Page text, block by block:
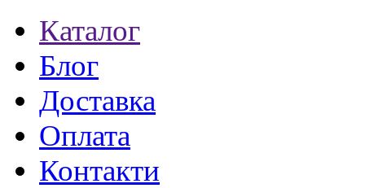
Каталог
Блог
Доставка
Оплата
Контакти